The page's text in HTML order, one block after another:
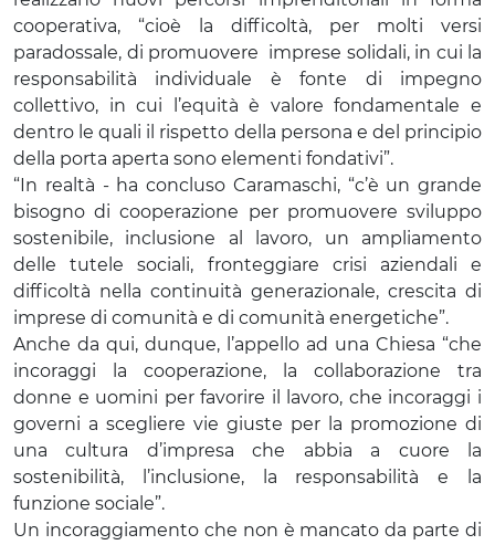
cooperativa, “cioè la difficoltà, per molti versi
paradossale, di promuovere imprese solidali, in cui la
responsabilità individuale è fonte di impegno
collettivo, in cui l’equità è valore fondamentale e
dentro le quali il rispetto della persona e del principio
della porta aperta sono elementi fondativi”.
“In realtà - ha concluso Caramaschi, “c’è un grande
bisogno di cooperazione per promuovere sviluppo
sostenibile, inclusione al lavoro, un ampliamento
delle tutele sociali, fronteggiare crisi aziendali e
difficoltà nella continuità generazionale, crescita di
imprese di comunità e di comunità energetiche”.
Anche da qui, dunque, l’appello ad una Chiesa “che
incoraggi la cooperazione, la collaborazione tra
donne e uomini per favorire il lavoro, che incoraggi i
governi a scegliere vie giuste per la promozione di
una cultura d’impresa che abbia a cuore la
sostenibilità, l’inclusione, la responsabilità e la
funzione sociale”.
Un incoraggiamento che non è mancato da parte di